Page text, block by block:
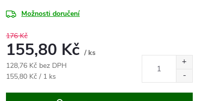
Možnosti doručení
176 Kč
155,80 Kč / ks
128,76 Kč bez DPH
Měrná
155,80 Kč / 1 ks